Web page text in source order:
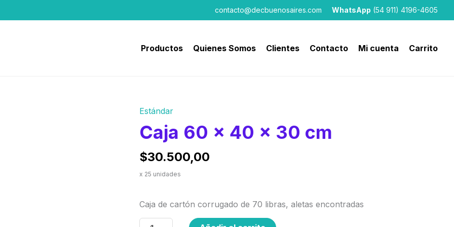
contacto@decbuenosaires.com WhatsApp (54 911) 4196-4605
Productos Quienes Somos Clientes Contacto Mi cuenta Carrito
Estándar
Caja 60 x 40 x 30 cm
$30.500,00
x 25 unidades
Caja de cartón corrugado de 70 libras, aletas encontradas
Caja
60
x
40
30
cantidad